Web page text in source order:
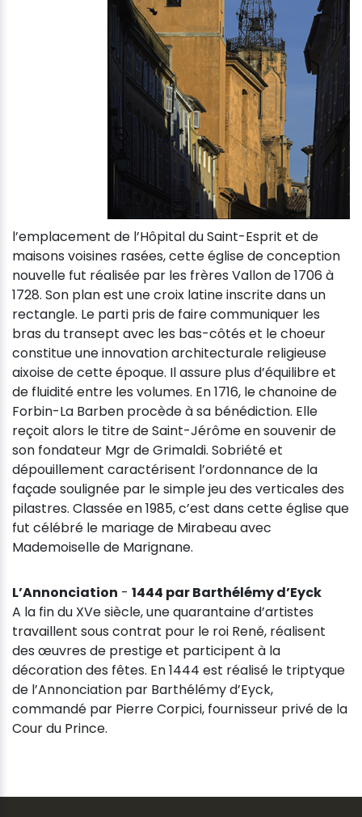
l’emplacement de l’Hôpital du Saint-Esprit et de
maisons voisines rasées, cette église de conception
nouvelle fut réalisée par les frères Vallon de 1706 à
1728. Son plan est une croix latine inscrite dans un
rectangle. Le parti pris de faire communiquer les
bras du transept avec les bas-côtés et le choeur
constitue une innovation architecturale religieuse
aixoise de cette époque. Il assure plus d’équilibre et
de fluidité entre les volumes. En 1716, le chanoine de
Forbin-La Barben procède à sa bénédiction. Elle
reçoit alors le titre de Saint-Jérôme en souvenir de
son fondateur Mgr de Grimaldi. Sobriété et
dépouillement caractérisent l’ordonnance de la
façade soulignée par le simple jeu des verticales des
pilastres. Classée en 1985, c’est dans cette église que
fut célébré le mariage de Mirabeau avec
Mademoiselle de Marignane.
L’Annonciation - 1444 par Barthélémy d’Eyck
A la fin du XVe siècle, une quarantaine d’artistes
travaillent sous contrat pour le roi René, réalisent
des œuvres de prestige et participent à la
décoration des fêtes. En 1444 est réalisé le triptyque
de l’Annonciation par Barthélémy d’Eyck,
commandé par Pierre Corpici, fournisseur privé de la
Cour du Prince.